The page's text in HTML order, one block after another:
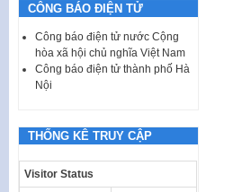
CÔNG BÁO ĐIỆN TỬ
Công báo điện tử nước Cộng
hòa xã hội chủ nghĩa Việt Nam
Công báo điện tử thành phố Hà
Nội
THỐNG KÊ TRUY CẬP
Visitor Status